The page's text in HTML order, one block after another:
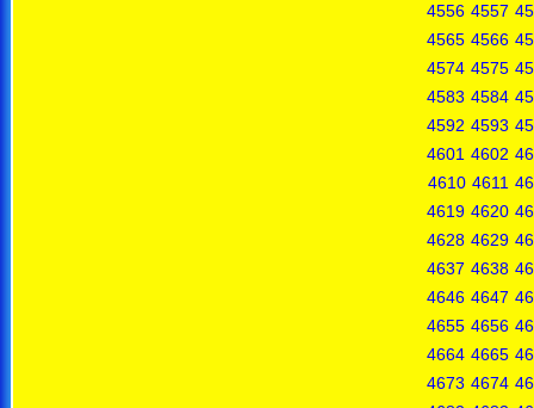
4556 4557
4565 4566
4574 4575
4583 4584
4592 4593
4601 4602
4610 4611
4619 4620
4628 4629
4637 4638
4646 4647
4655 4656
4664 4665
4673 4674